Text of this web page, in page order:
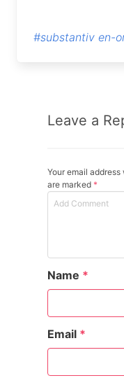
#substantiv en-
Leave a
Your email
are marked *
Name *
Email *